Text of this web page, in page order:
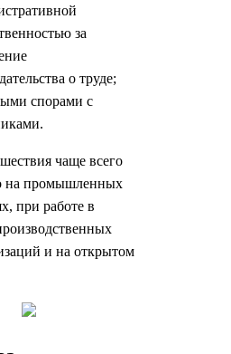
за
о труде;
спорами с
чаще всего
на промышленных
при работе в
и на открытом